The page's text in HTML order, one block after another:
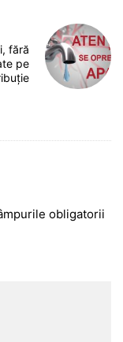
fără
pe
obligatorii